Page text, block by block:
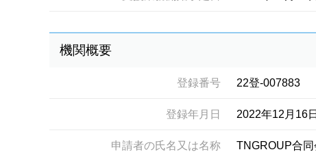
機関概要
登録番号 22登-007883
登録年月日 2022年12月16日
申請者の氏名又は名称 TNGROUP合同